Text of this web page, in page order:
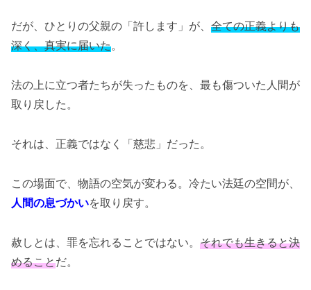
だが、ひとりの父親の「許します」が、 全ての正義よりも
深く、真実に届いた。
法の上に立つ者たちが失ったものを、最も傷ついた人間が
取り戻した。
それは、正義ではなく「慈悲」だった。
この場面で、物語の空気が変わる。冷たい法廷の空間が、
人間の息づかいを取り戻す。
赦しとは、罪を忘れることではない。 それでも生きると決
めることだ。